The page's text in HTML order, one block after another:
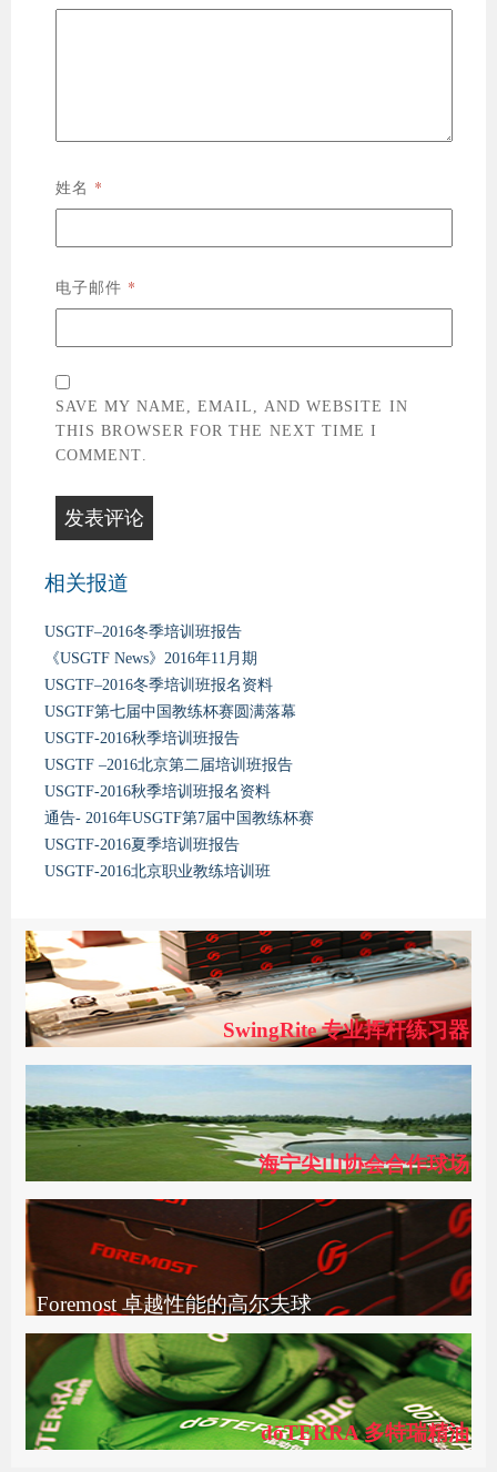
姓名 *
电子邮件 *
SAVE MY NAME, EMAIL, AND WEBSITE IN
THIS BROWSER FOR THE NEXT TIME I
COMMENT.
相关报道
USGTF–2016冬季培训班报告
《USGTF News》2016年11月期
USGTF–2016冬季培训班报名资料
USGTF第七届中国教练杯赛圆满落幕
USGTF-2016秋季培训班报告
USGTF –2016北京第二届培训班报告
USGTF-2016秋季培训班报名资料
通告- 2016年USGTF第7届中国教练杯赛
USGTF-2016夏季培训班报告
USGTF-2016北京职业教练培训班
SwingRite 专业挥杆练习器
海宁尖山协会合作球场
Foremost 卓越性能的高尔夫球
dōTERRA 多特瑞精油